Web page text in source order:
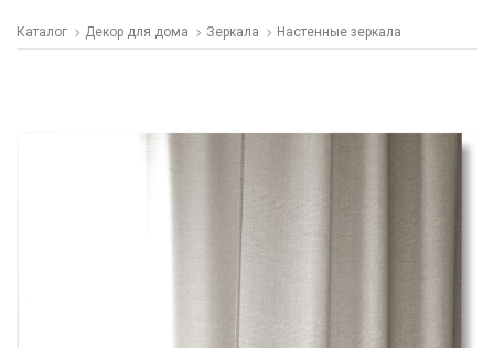
Каталог Декор для дома Зеркала Настенные зеркала